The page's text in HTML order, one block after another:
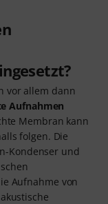
vor allem dann
Aufnahmen
Membran kann
folgen. Die
Kondenser und
Aufnahme von